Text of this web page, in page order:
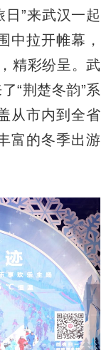
”来武汉一起
中拉开帷幕，
精彩纷呈。武
“荆楚冬韵”系
从市内到全省
富的冬季出游